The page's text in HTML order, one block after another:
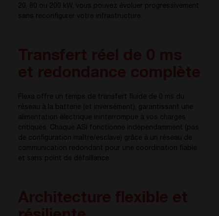
20, 80 ou 200 kW, vous pouvez évoluer progressivement
sans reconfigurer votre infrastructure.
Flexa offre un temps de transfert fluide de 0 ms du
réseau à la batterie (et inversément), garantissant une
alimentation électrique ininterrompue à vos charges
critiques. Chaque ASI fonctionne indépendamment (pas
de configuration maître/esclave) grâce à un réseau de
communication redondant pour une coordination fiable
et sans point de défaillance.